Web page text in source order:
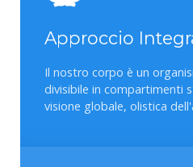
Approccio
Il nostro corpo è un
divisibile in compartimenti
visione globale, olistica